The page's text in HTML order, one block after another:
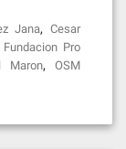
Jana, Cesar
Fundacion Pro
Maron,OSM